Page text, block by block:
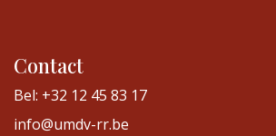
Contact
Bel: +32 12 45 83 17
info@umdv-rr.be